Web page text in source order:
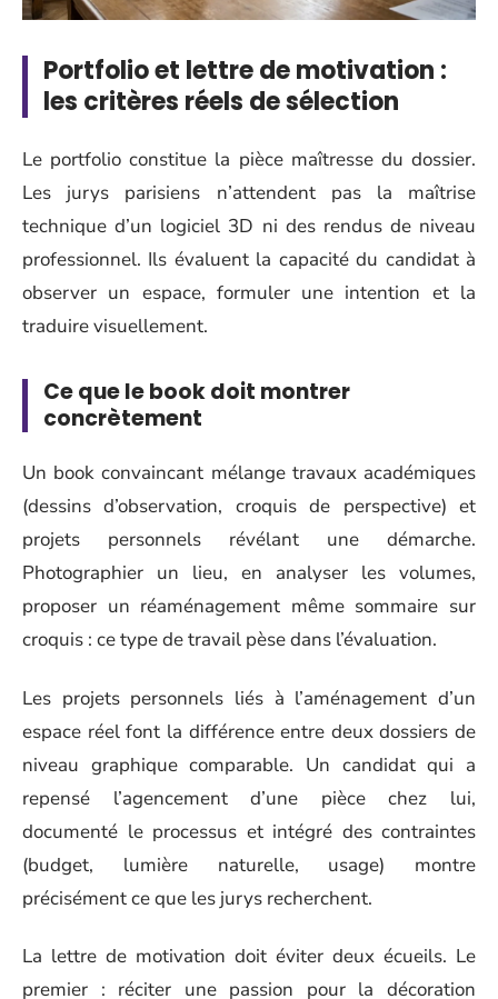
Portfolio et lettre de motivation :
les critères réels de sélection
Le portfolio constitue la pièce maîtresse du dossier.
Les jurys parisiens n’attendent pas la maîtrise
technique d’un logiciel 3D ni des rendus de niveau
professionnel. Ils évaluent la capacité du candidat à
observer un espace, formuler une intention et la
traduire visuellement.
Ce que le book doit montrer
concrètement
Un book convaincant mélange travaux académiques
(dessins d’observation, croquis de perspective) et
projets personnels révélant une démarche.
Photographier un lieu, en analyser les volumes,
proposer un réaménagement même sommaire sur
croquis : ce type de travail pèse dans l’évaluation.
Les projets personnels liés à l’aménagement d’un
espace réel font la différence entre deux dossiers de
niveau graphique comparable. Un candidat qui a
repensé l’agencement d’une pièce chez lui,
documenté le processus et intégré des contraintes
(budget, lumière naturelle, usage) montre
précisément ce que les jurys recherchent.
La lettre de motivation doit éviter deux écueils. Le
premier : réciter une passion pour la décoration